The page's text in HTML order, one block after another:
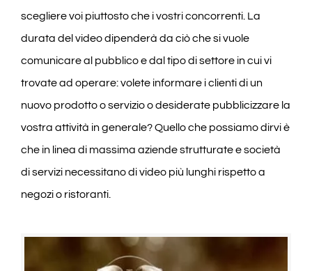
scegliere voi piuttosto che i vostri concorrenti. La
durata del video dipenderà da ciò che si vuole
comunicare al pubblico e dal tipo di settore in cui vi
trovate ad operare: volete informare i clienti di un
nuovo prodotto o servizio o desiderate pubblicizzare la
vostra attività in generale? Quello che possiamo dirvi è
che in linea di massima aziende strutturate e società
di servizi necessitano di video più lunghi rispetto a
negozi o ristoranti.